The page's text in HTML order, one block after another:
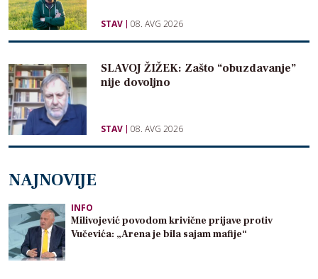
STAV 08. AVG 2026
SLAVOJ ŽIŽEK: Zašto “obuzdavanje”
nije dovoljno
STAV 08. AVG 2026
NAJNOVIJE
INFO
Milivojević povodom krivične prijave protiv
Vučevića: „Arena je bila sajam mafije“